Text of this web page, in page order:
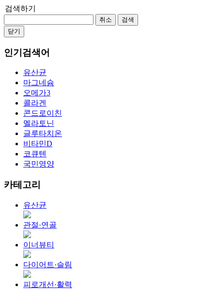
검색하기
취소
검색
닫기
인기검색어
유산균
마그네슘
오메가3
콜라겐
콘드로이친
멜라토닌
글루타치온
비타민D
코큐텐
국민영양
카테고리
유산균
관절·연골
이너뷰티
다이어트·슬림
피로개선·활력